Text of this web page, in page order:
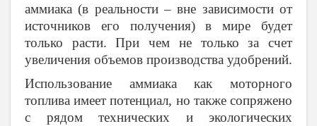
аммиака (в реальности – вне зависимости от
источников его получения) в мире будет
только расти. При чем не только за счет
увеличения объемов производства удобрений.
Использование аммиака как моторного
топлива имеет потенциал, но также сопряжено
с рядом технических и экологических